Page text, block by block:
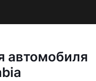
автомобиля